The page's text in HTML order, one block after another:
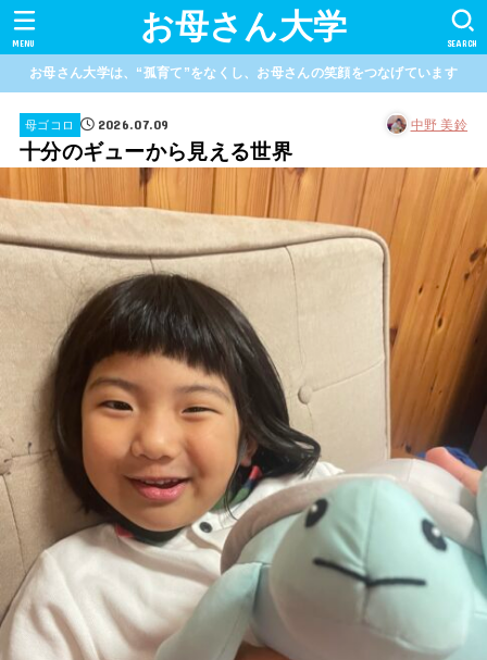
お母さん大学 SEARCH
MENU
お母さん大学は、“孤育て”をなくし、お母さんの笑顔をつなげています
母ゴコロ 2026.07.09 中野 美鈴
十分のギューから見える世界